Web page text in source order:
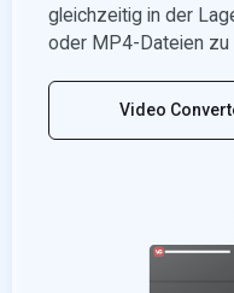
gleichzeitig in der
oder MP4-Dateien zu
Video